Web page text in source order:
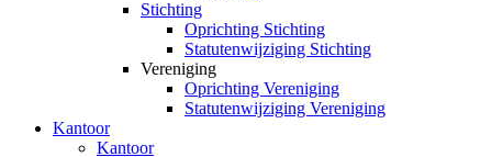
Stichting
Oprichting Stichting
Statutenwijziging Stichting
Vereniging
Oprichting Vereniging
Statutenwijziging Vereniging
Kantoor
Kantoor